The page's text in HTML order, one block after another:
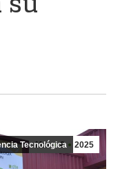
Mar 8 2025
Tecnológica